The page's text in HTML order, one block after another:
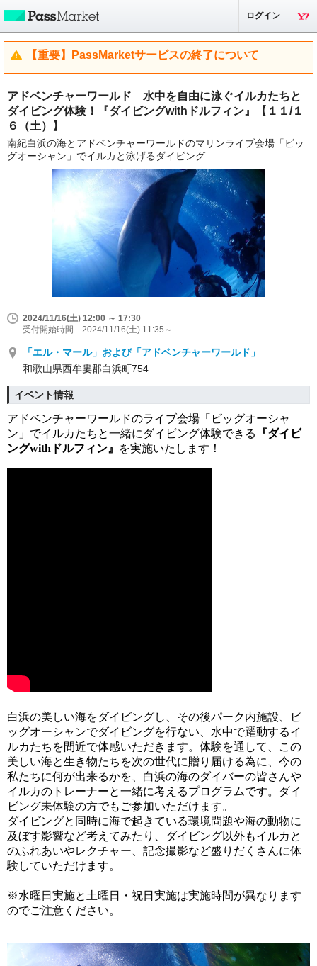
ログイン
【重要】PassMarketサービスの終了について
アドベンチャーワールド 水中を自由に泳ぐイルカたちと
ダイビング体験！『ダイビングwithドルフィン』【１１/１
６（土）】
南紀白浜の海とアドベンチャーワールドのマリンライブ会場「ビッ
グオーシャン」でイルカと泳げるダイビング
2024/11/16(土) 12:00 ～ 17:30
受付開始時間 2024/11/16(土) 11:35～
「エル・マール」および「アドベンチャーワールド」
和歌山県西牟婁郡白浜町754
イベント情報
アドベンチャーワールドのライブ会場「ビッグオーシャ
ン」でイルカたちと一緒にダイビング体験できる
『ダイビ
ングwithドルフィン』
を実施いたします！
白浜の美しい海をダイビングし、その後パーク内施設、ビ
ッグオーシャンでダイビングを行ない、水中で躍動するイ
ルカたちを間近で体感いただきます。体験を通して、この
美しい海と生き物たちを次の世代に贈り届ける為に、今の
私たちに何が出来るかを、白浜の海のダイバーの皆さんや
イルカのトレーナーと一緒に考えるプログラムです。ダイ
ビング未体験の方でもご参加いただけます。
ダイビングと同時に海で起きている環境問題や海の動物に
及ぼす影響など考えてみたり、ダイビング以外もイルカと
のふれあいやレクチャー、記念撮影など盛りだくさんに体
験していただけます。
※水曜日実施と土曜日・祝日実施は実施時間が異なります
のでご注意ください。